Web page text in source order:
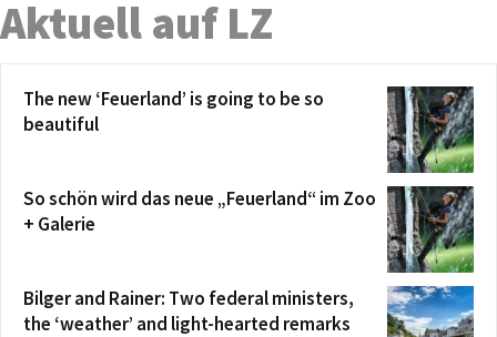
Aktuell auf LZ
The new ‘Feuerland’ is going to be so
beautiful
So schön wird das neue „Feuerland“ im Zoo
+ Galerie
Bilger and Rainer: Two federal ministers,
the ‘weather’ and light-hearted remarks